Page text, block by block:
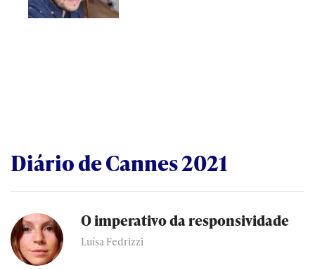
Diário de Cannes 2021
O imperativo da responsividade
Luísa Fedrizzi